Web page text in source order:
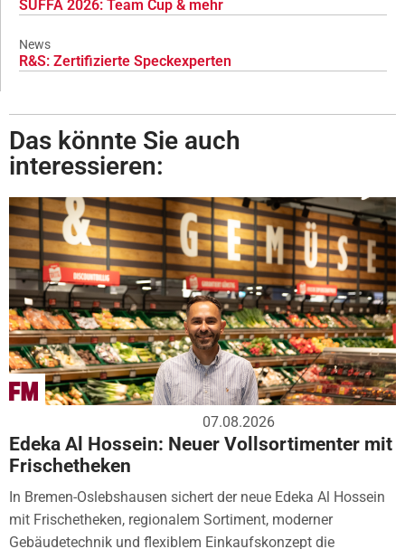
SÜFFA 2026: Team Cup & mehr
News
R&S: Zertifizierte Speckexperten
Das könnte Sie auch
interessieren:
07.08.2026
Edeka Al Hossein: Neuer Vollsortimenter mit
Frischetheken
In Bremen-Oslebshausen sichert der neue Edeka Al Hossein
mit Frischetheken, regionalem Sortiment, moderner
Gebäudetechnik und flexiblem Einkaufskonzept die